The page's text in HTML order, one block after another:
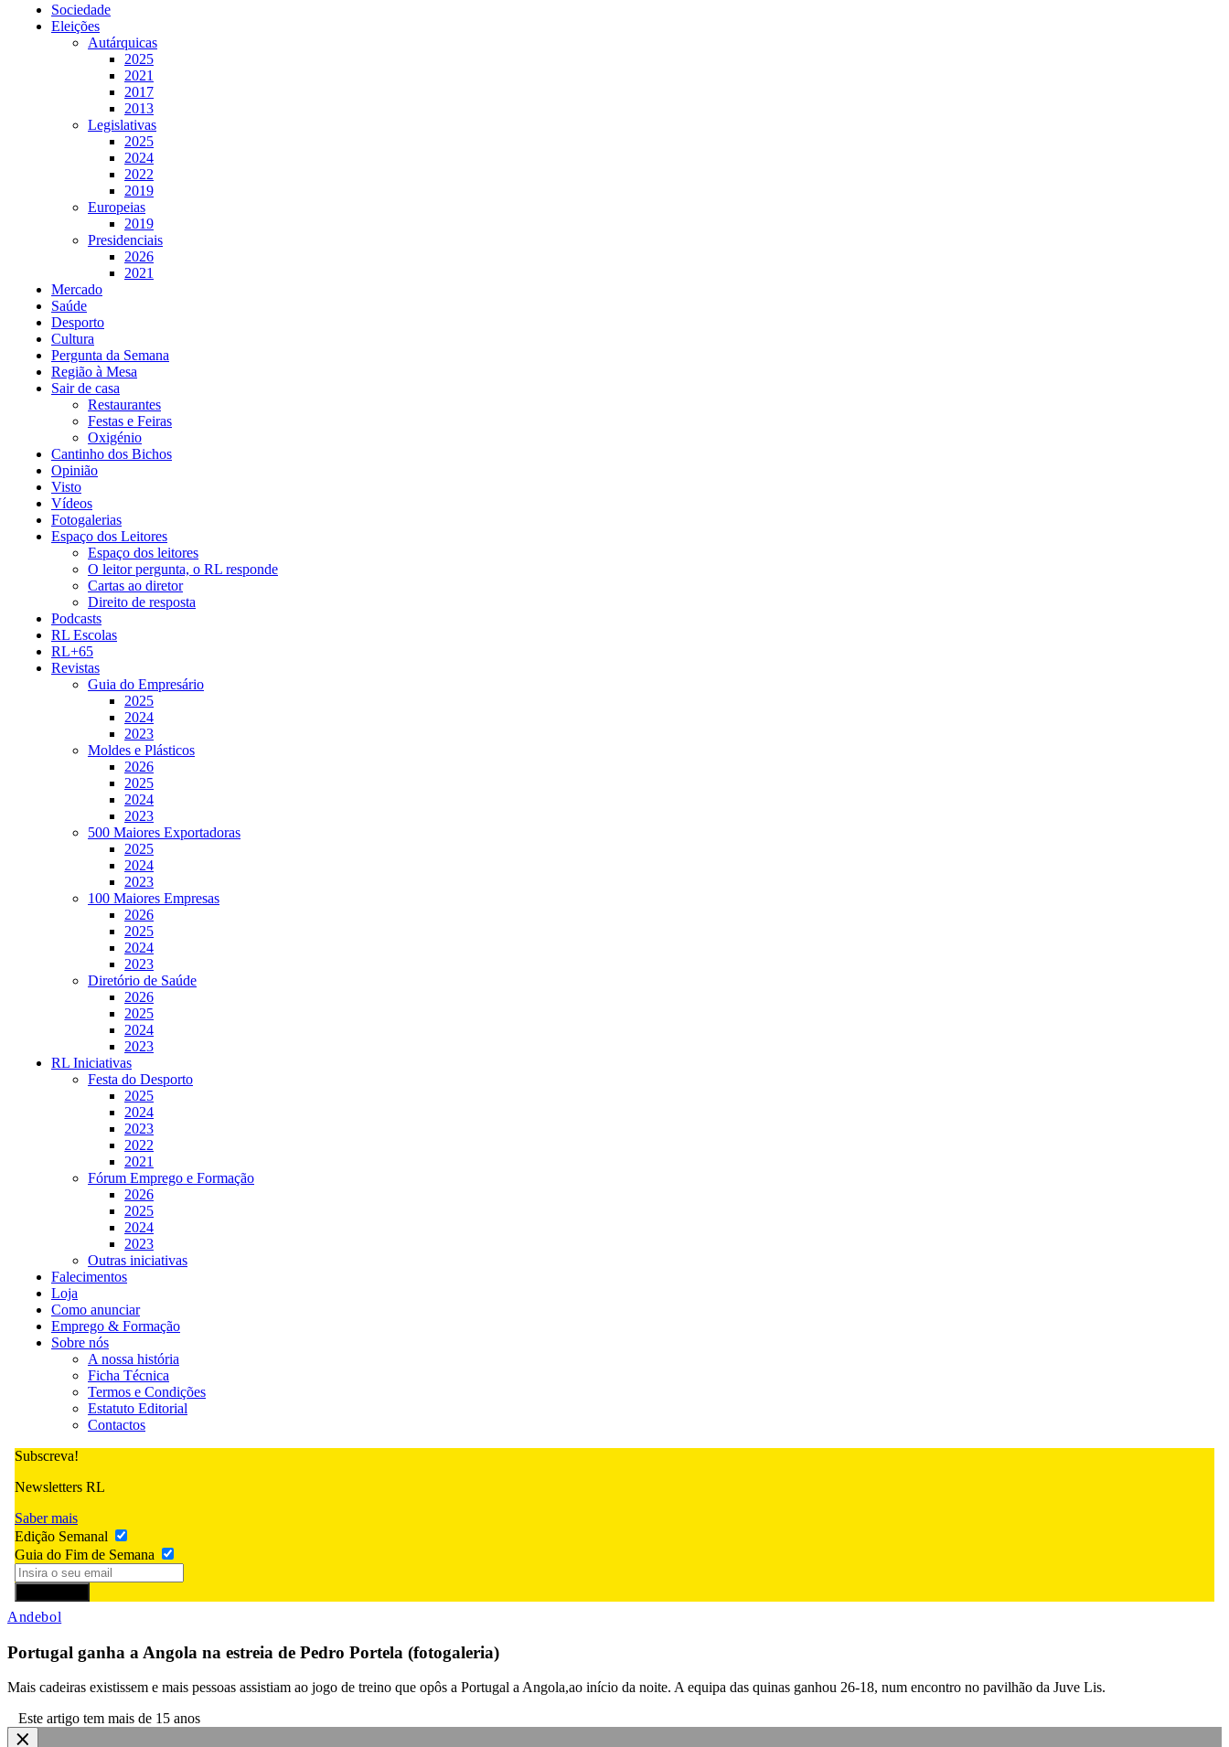
Sociedade
Eleições
Autárquicas
2025
2021
2017
2013
Legislativas
2025
2024
2022
2019
Europeias
2019
Presidenciais
2026
2021
Mercado
Saúde
Desporto
Cultura
Pergunta da Semana
Região à Mesa
Sair de casa
Restaurantes
Festas e Feiras
Oxigénio
Cantinho dos Bichos
Opinião
Visto
Vídeos
Fotogalerias
Espaço dos Leitores
Espaço dos leitores
O leitor pergunta, o RL responde
Cartas ao diretor
Direito de resposta
Podcasts
RL Escolas
RL+65
Revistas
Guia do Empresário
2025
2024
2023
Moldes e Plásticos
2026
2025
2024
2023
500 Maiores Exportadoras
2025
2024
2023
100 Maiores Empresas
2026
2025
2024
2023
Diretório de Saúde
2026
2025
2024
2023
RL Iniciativas
Festa do Desporto
2025
2024
2023
2022
2021
Fórum Emprego e Formação
2026
2025
2024
2023
Outras iniciativas
Falecimentos
Loja
Como anunciar
Emprego & Formação
Sobre nós
A nossa história
Ficha Técnica
Termos e Condições
Estatuto Editorial
Contactos
Subscreva!
Newsletters RL
Saber mais
Edição Semanal
Guia do Fim de Semana
Andebol
Portugal ganha a Angola na estreia de Pedro Portela (fotogaleria)
Mais cadeiras existissem e mais pessoas assistiam ao jogo de treino que opôs a Portugal a Angola,ao início da noite. A equipa das quinas ganhou 26-18, num encontro no pavilhão da Juve Lis.
Este artigo tem mais de 15 anos